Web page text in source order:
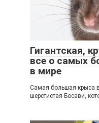
Гигантская,
все о самых
в мире
Самая большая крыса
шерстистая Босави,